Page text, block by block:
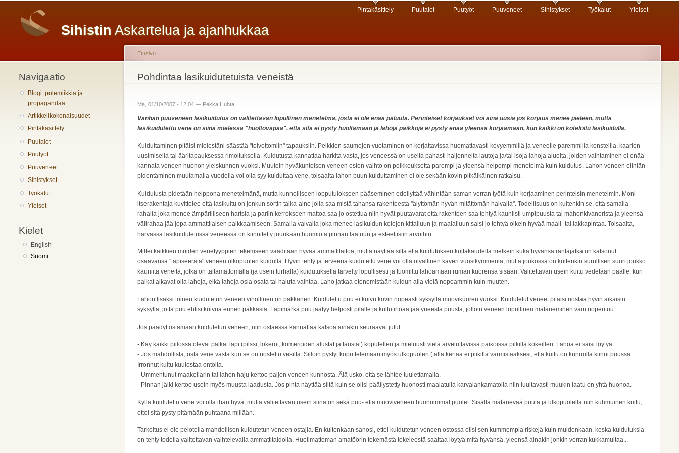
Sihistin Askartelua ja ajanhukkaa
Pintakäsittely Puutalot Puutyöt Puuveneet Sihistykset Työkalut Yleiset
Navigaatio
Blogi: polemiikkia ja
propagandaa
Artikkelikokonaisuudet
Pintakäsittely
Puutalot
Puutyöt
Puuveneet
Sihistykset
Työkalut
Yleiset
Kielet
English
Suomi
Olet täällä
Etusivu
Pohdintaa lasikuidutetuista veneistä
Ma, 01/10/2007 - 12:04 — Pekka Huhta
Vanhan puuveneen lasikuidutus on valitettavan lopullinen menetelmä, josta ei ole enää paluuta. Perinteiset korjaukset voi aina uusia jos korjaus menee pieleen, mutta
lasikuidutettu vene on siinä mielessä "huoltovapaa", että sitä ei pysty huoltamaan ja lahoja paikkoja ei pysty enää yleensä korjaamaan, kun kaikki on koteloitu lasikuidulla.
Kuiduttaminen pitäisi mielestäni säästää "toivottomiin" tapauksiin. Pelkkien saumojen vuotaminen on korjattavissa huomattavasti kevyemmillä ja veneelle paremmilla konsteilla, kaarien
uusimisella tai ääritapauksessa rimoituksella. Kuidutusta kannattaa harkita vasta, jos veneessä on useita pahasti haljenneita lautoja ja/tai isoja lahoja alueita, joiden vaihtaminen ei enää
kannata veneen huonon yleiskunnon vuoksi. Muutoin hyväkuntoisen veneen osien vaihto on poikkeuksetta parempi ja yleensä helpompi menetelmä kuin kuidutus. Lahon veneen eliniän
pidentäminen muutamalla vuodella voi olla syy kuiduttaa vene, toisaalta lahon puun kuiduttaminen ei ole sekään kovin pitkäikäinen ratkaisu.
Kuidutusta pidetään helppona menetelmänä, mutta kunnolliseen lopputulokseen pääseminen edellyttää vähintään saman verran työtä kuin korjaaminen perinteisin menetelmin. Moni
itserakentaja kuvittelee että lasikuitu on jonkun sortin taika-aine jolla saa mistä tahansa rakenteesta "älyttömän hyvän mitättömän halvalla". Todellisuus on kuitenkin se, että samalla
rahalla joka menee ämpärilliseen hartsia ja pariin kerrokseen mattoa saa jo ostettua niin hyvät puutavarat että rakenteen saa tehtyä kauniisti umpipuusta tai mahonkivanerista ja yleensä
välirahaa jää jopa ammattilaisen palkkaamiseen. Samalla vaivalla joka menee lasikuidun kolojen kittailuun ja maalailuun saisi jo tehtyä oikein hyvää maali- tai lakkapintaa. Toisaalta,
harvassa lasikuidutetussa veneessä on kiinnitetty juurikaan huomiota pinnan laatuun ja esteettisiin arvoihin.
Miltei kaikkien muiden venetyyppien tekemseen vaaditaan hyvää ammattitaitoa, mutta näyttää siltä että kuidutuksen kultakaudella melkein kuka hyvänsä rantajätkä on katsonut
osaavansa "tapiseerata" veneen ulkopuolen kuidulla. Hyvin tehty ja terveenä kuidutettu vene voi olla oivallinen kaveri vuosikymmeniä, mutta joukossa on kuitenkin surullisen suuri joukko
kauniita veneitä, jotka on taitamattomalla (ja usein turhalla) kuidutuksella tärvelty lopullisesti ja tuomittu lahoamaan ruman kuorensa sisään. Valitettavan usein kuitu vedetään päälle, kun
paikat alkavat olla lahoja, eikä lahoja osia osata tai haluta vaihtaa. Laho jatkaa etenemistään kuidun alla vielä nopeammin kuin muuten.
Lahon lisäksi toinen kuidutetun veneen vihollinen on pakkanen. Kuidutettu puu ei kuivu kovin nopeasti syksyllä muovikuoren vuoksi. Kuidutetut veneet pitäisi nostaa hyvin aikaisin
syksyllä, jotta puu ehtisi kuivua ennen pakkasia. Läpimärkä puu jäätyy helposti pilalle ja kuitu irtoaa jäätyneestä puusta, jolloin veneen lopullinen mätäneminen vain nopeutuu.
Jos päädyt ostamaan kuidutetun veneen, niin ostaessa kannattaa katsoa ainakin seuraavat jutut:
- Käy kaikki piilossa olevat paikat läpi (pilssi, lokerot, komeroiden alustat ja taustat) koputellen ja mieluusti vielä arveluttavissa paikoissa piikillä kokeillen. Lahoa ei saisi löytyä.
- Jos mahdollista, osta vene vasta kun se on nostettu vesiltä. Silloin pystyt koputtelemaan myös ulkopuolen (tällä kertaa ei piikillä varmistaaksesi, että kuitu on kunnolla kiinni puussa.
Irronnut kuitu kuulostaa ontolta.
- Ummehtunut maakellarin tai lahon haju kertoo paljon veneen kunnosta. Älä usko, että se lähtee tuulettamalla.
- Pinnan jälki kertoo usein myös muusta laadusta. Jos pinta näyttää siltä kuin se olisi päällystetty huonosti maalatulla karvalankamatolla niin luultavasti muukin laatu on yhtä huonoa.
Kyllä kuidutettu vene voi olla ihan hyvä, mutta valitettavan usein siinä on sekä puu- että muoviveneen huonoimmat puolet. Sisällä mätänevää puuta ja ulkopuolella niin kuhmuinen kuitu,
ettei sitä pysty pitämään puhtaana millään.
Tarkoitus ei ole pelotella mahdollisen kuidutetun veneen ostajia. En kuitenkaan sanosi, ettei kuidutetun veneen ostossa olisi sen kummempia riskejä kuin muidenkaan, koska kuidutuksia
on tehty todella valitettavan vaihtelevalla ammattitaidolla. Huolimattoman amatöörin tekemästä tekeleestä saattaa löytyä mitä hyvänsä, yleensä ainakin jonkin verran kukkamultaa...